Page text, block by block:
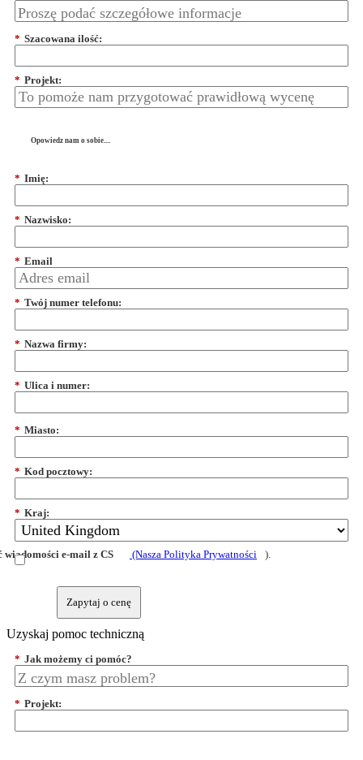
* Szacowana ilość:
* Projekt:
Opowiedz nam o sobie....
* Imię:
* Nazwisko:
* Email
* Twój numer telefonu:
* Nazwa firmy:
* Ulica i numer:
* Miasto:
* Kod pocztowy:
* Kraj:
e-mail z CS (Nasza Polityka Prywatności ).
Zapytaj o cenę
Uzyskaj pomoc techniczną
* Jak możemy ci pomóc?
* Projekt: